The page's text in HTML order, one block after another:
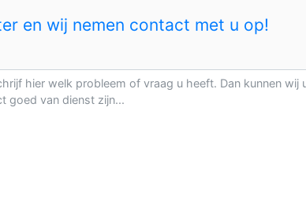
en wij nemen contact met u op!